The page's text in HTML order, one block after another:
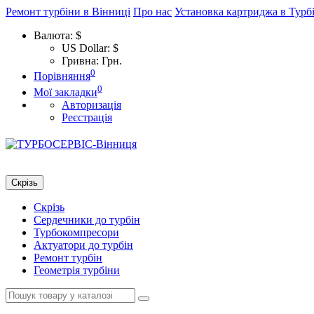
Ремонт турбіни в Вінниці Про нас Установка картриджа в
Валюта: $
US Dollar: $
Гривна: Грн.
Порівняння0
Мої закладки0
Авторизація
Реєстрація
Скрізь
Скрізь
Сердечники до турбін
Турбокомпресори
Актуатори до турбін
Ремонт турбін
Геометрія турбіни